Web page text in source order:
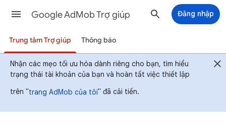
Google AdMob Trợ giúp Đăng nhập
Trung tâm Trợ giúp Thông báo
Nhận các mẹo tối ưu hóa dành riêng cho bạn, tìm hiểu
trạng thái tài khoản của bạn và hoàn tất việc thiết lập
trên "trang AdMob của tôi" đã cải tiến.